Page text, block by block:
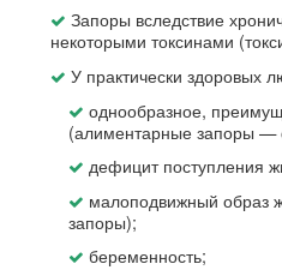
Запоры вследствие
некоторыми токсинами
У практически здоровых
однообразное,
(алиментарные запоры —
дефицит поступления
малоподвижный образ
запоры);
беременность;